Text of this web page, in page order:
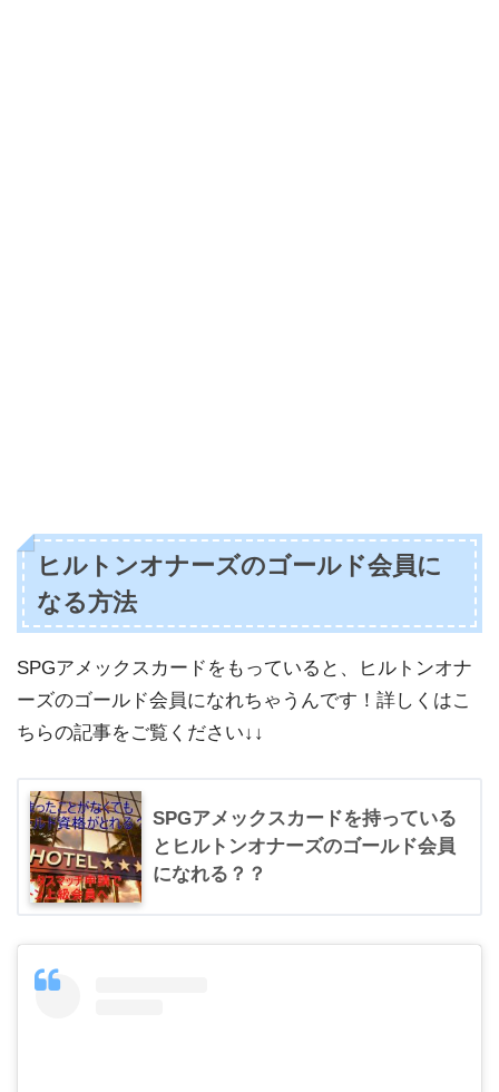
ヒルトンオナーズのゴールド会員に
なる方法
SPGアメックスカードをもっていると、ヒルトンオナ
ーズのゴールド会員になれちゃうんです！詳しくはこ
ちらの記事をご覧ください↓↓
SPGアメックスカードを持っている
とヒルトンオナーズのゴールド会員
になれる？？